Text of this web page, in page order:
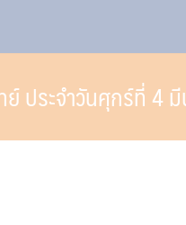
ประจำวันศุกร์ที่ 4